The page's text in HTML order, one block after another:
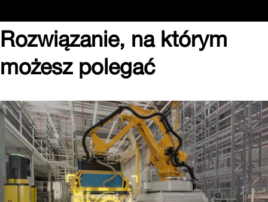
Rozwiązanie, na którym
możesz polegać